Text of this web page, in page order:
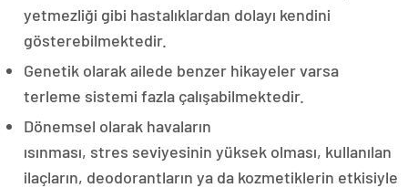
yetmezliği gibi hastalıklardan dolayı kendini
gösterebilmektedir.
Genetik olarak ailede benzer hikayeler varsa
terleme sistemi fazla çalışabilmektedir.
Dönemsel olarak havaların
ısınması, stres seviyesinin yüksek olması, kullanılan
ilaçların, deodorantların ya da kozmetiklerin etkisiyle